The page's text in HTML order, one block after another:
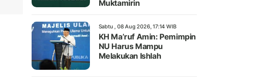
Muktamirin
Sabtu , 08 Aug 2026, 17:14 WIB
KH Ma’ruf Amin: Pemimpin
NU Harus Mampu
Melakukan Ishlah